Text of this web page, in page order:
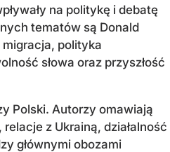
na politykę i debatę
tematów są Donald
migracja, polityka
słowa oraz przyszłość
Polski. Autorzy omawiają
z Ukrainą, działalność
głównymi obozami